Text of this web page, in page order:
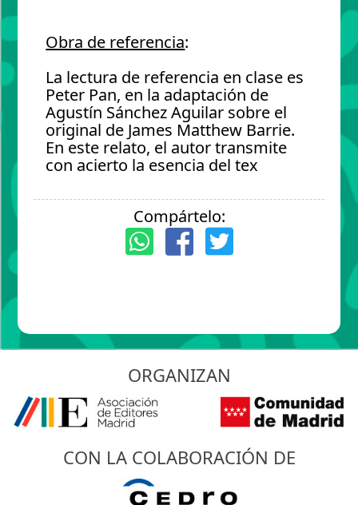
Obra de referencia:
La lectura de referencia en clase es
Peter Pan, en la adaptación de
Agustín Sánchez Aguilar sobre el
original de James Matthew Barrie.
En este relato, el autor transmite
con acierto la esencia del tex
Compártelo:
ORGANIZAN
CON LA COLABORACIÓN DE